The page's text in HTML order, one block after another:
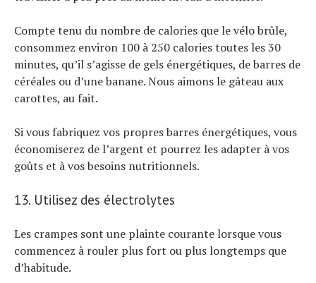
Compte tenu du nombre de calories que le vélo brûle,
consommez environ 100 à 250 calories toutes les 30
minutes, qu’il s’agisse de gels énergétiques, de barres de
céréales ou d’une banane. Nous aimons le gâteau aux
carottes, au fait.
Si vous fabriquez vos propres barres énergétiques, vous
économiserez de l’argent et pourrez les adapter à vos
goûts et à vos besoins nutritionnels.
13. Utilisez des électrolytes
Les crampes sont une plainte courante lorsque vous
commencez à rouler plus fort ou plus longtemps que
d’habitude.